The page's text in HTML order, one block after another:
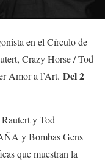
en el Círculo de
Crazy Horse / Tod
Amor a l’Art. Del 2
y Tod
y Bombas Gens
que muestran la